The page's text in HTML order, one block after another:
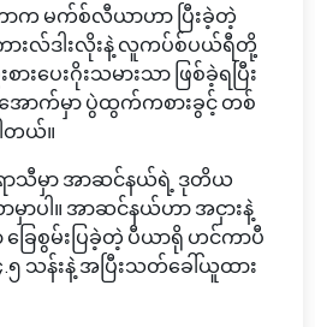
ာက မက်စ်လီယာဟာ ပြီးခဲ့တဲ့
ားလ်ဒါးလိုးနဲ့ လူကပ်စ်ပယ်ရီတို့
ပေးဂိုးသမားသာ ဖြစ်ခဲ့ရပြီး
အောက်မှာ ပွဲထွက်ကစားခွင့် တစ်
တယ်။
ာသီမှာ အာဆင်နယ်ရဲ့ ဒုတိယ
မှာပါ။ အာဆင်နယ်ဟာ အငှားနဲ့
ခြေစွမ်းပြခဲ့တဲ့ ပီယာရို ဟင်ကာပီ
သန်းနဲ့ အပြီးသတ်ခေါ်ယူထား